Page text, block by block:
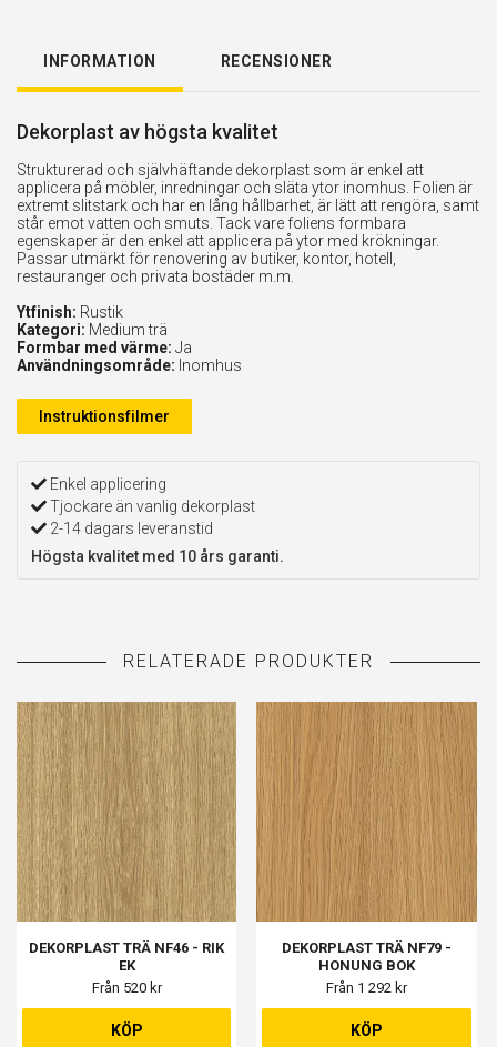
INFORMATION RECENSIONER
Dekorplast av högsta kvalitet
Strukturerad och självhäftande dekorplast som är enkel att
applicera på möbler, inredningar och släta ytor inomhus. Folien är
extremt slitstark och har en lång hållbarhet, är lätt att rengöra, samt
står emot vatten och smuts. Tack vare foliens formbara
egenskaper är den enkel att applicera på ytor med krökningar.
Passar utmärkt för renovering av butiker, kontor, hotell,
restauranger och privata bostäder m.m.
Ytfinish: Rustik
Kategori: Medium trä
Formbar med värme: Ja
Användningsområde: Inomhus
Instruktionsfilmer
Enkel applicering
Tjockare än vanlig dekorplast
2-14 dagars leveranstid
Högsta kvalitet med 10 års garanti.
DEKORPLAST TRÄ NF46 - RIK
EK
Från 520 kr
KÖP
DEKORPLAST TRÄ NF79 -
HONUNG BOK
Från 1 292 kr
KÖP